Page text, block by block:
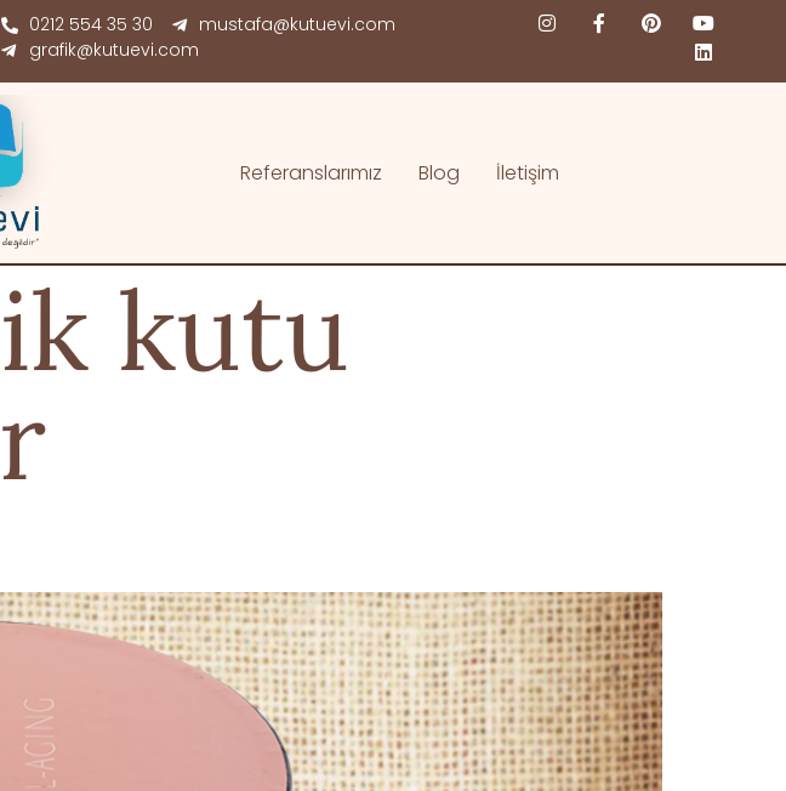
0212 554 35 30
mustafa@kutuevi.com
grafik@kutuevi.com
Referanslarımız Blog İletişim
kutu